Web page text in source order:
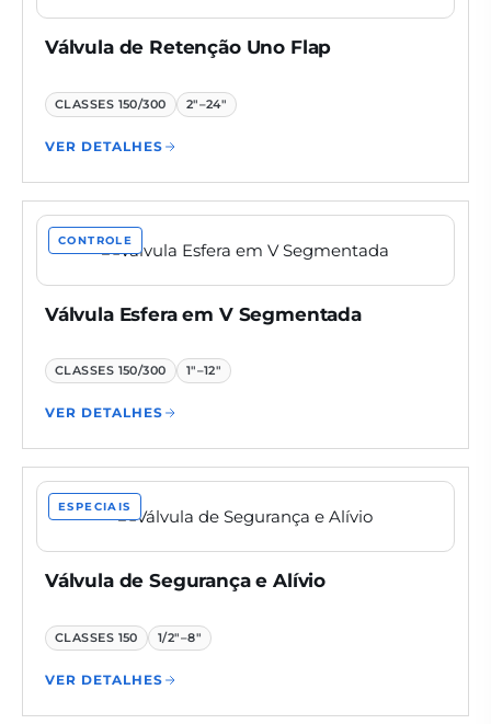
Válvula de Retenção Uno Flap
CLASSES 150/300 2"–24"
VER DETALHES
CONTROLE
Válvula Esfera em V Segmentada
CLASSES 150/300 1"–12"
VER DETALHES
ESPECIAIS
Válvula de Segurança e Alívio
CLASSES 150 1/2"–8"
VER DETALHES